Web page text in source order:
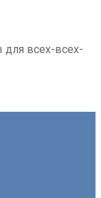
всех-всех-